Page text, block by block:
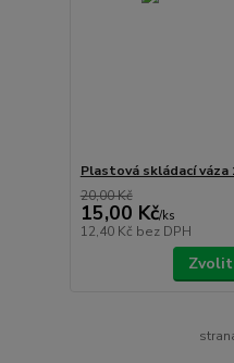
Plastová skládací váza
20,00 Kč
15,00 Kč/ks
12,40 Kč bez DPH